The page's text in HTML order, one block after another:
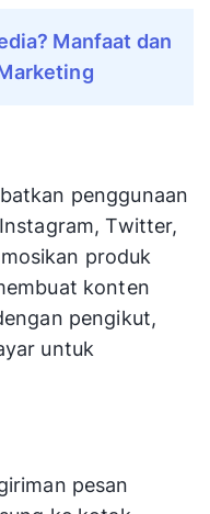
Manfaat dan
penggunaan
Twitter,
produk
konten
pengikut,
untuk
pesan